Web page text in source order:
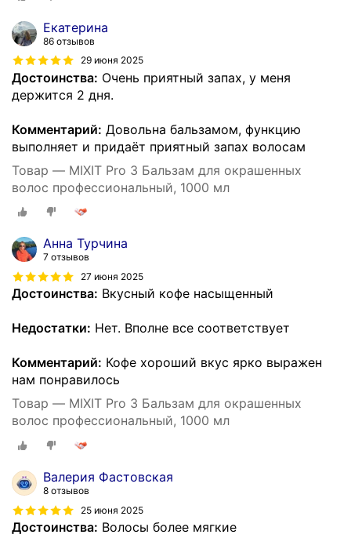
Екатерина
86 отзывов
29 июня 2025
Достоинства: Очень приятный запах, у меня
держится 2 дня.
Комментарий: Довольна бальзамом, функцию
выполняет и придаёт приятный запах волосам
Товар — MIXIT Pro 3 Бальзам для окрашенных
волос профессиональный, 1000 мл
Анна Турчина
7 отзывов
27 июня 2025
Достоинства: Вкусный кофе насыщенный
Недостатки: Нет. Вполне все соответствует
Комментарий: Кофе хороший вкус ярко выражен
нам понравилось
Товар — MIXIT Pro 3 Бальзам для окрашенных
волос профессиональный, 1000 мл
Валерия Фастовская
8 отзывов
25 июня 2025
Достоинства: Волосы более мягкие